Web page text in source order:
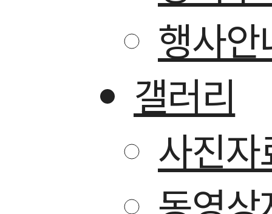
행사안
갤러리
사진